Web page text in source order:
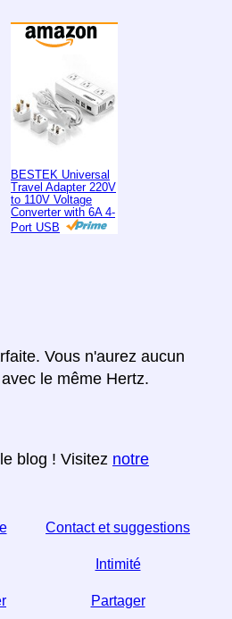
BESTEK Universal
Travel Adapter 220V
to 110V Voltage
Converter with 6A 4-
Port USB
Vous n'aurez aucun
le même Hertz.
blog ! Visitez notre
Contact et suggestions
Intimité
Partager